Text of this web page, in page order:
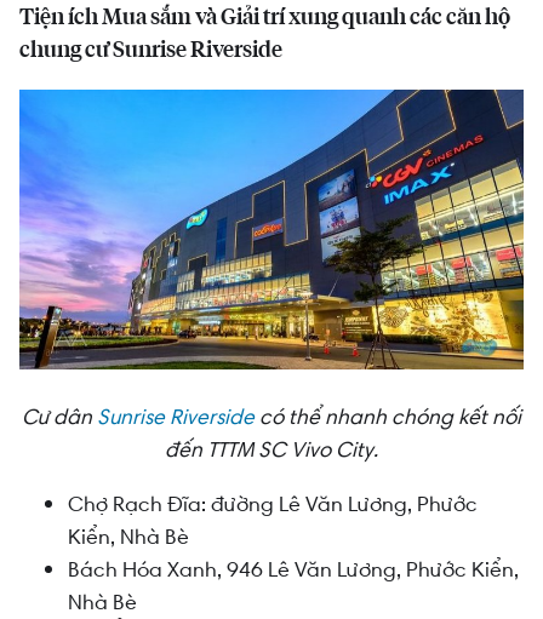
Tiện ích Mua sắm và Giải trí xung quanh các căn hộ
chung cư Sunrise Riverside
Cư dân Sunrise Riversidecó thể nhanh chóng kết nối
đến TTTM SC Vivo City.
Chợ Rạch Đĩa: đường Lê Văn Lương, Phước
Kiển, Nhà Bè
Bách Hóa Xanh, 946 Lê Văn Lương, Phước Kiển,
Nhà Bè